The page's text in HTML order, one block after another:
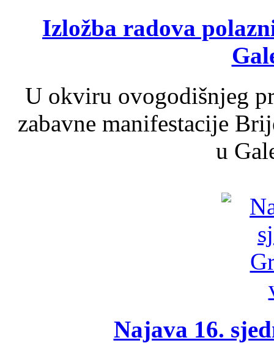
Izložba radova
U okviru ovogodišnjeg
zabavne manifestacije
u
Najava 16.